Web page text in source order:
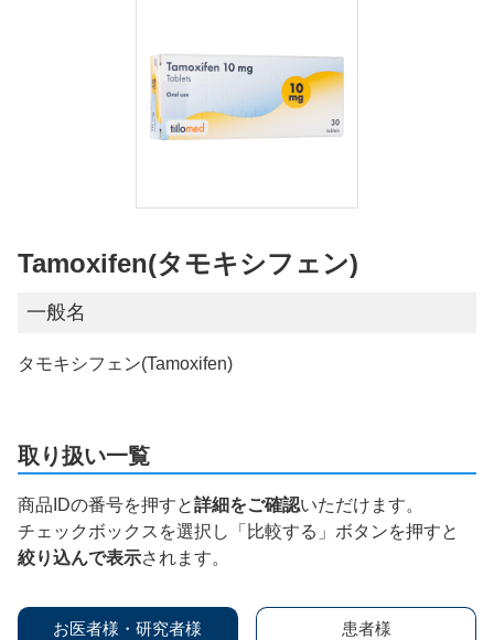
Tamoxifen(タモキシフェン)
一般名
タモキシフェン(Tamoxifen)
取り扱い一覧
商品IDの番号を押すと詳細をご確認いただけます。
チェックボックスを選択し「比較する」ボタンを押すと
絞り込んで表示されます。
お医者様・研究者様 患者様